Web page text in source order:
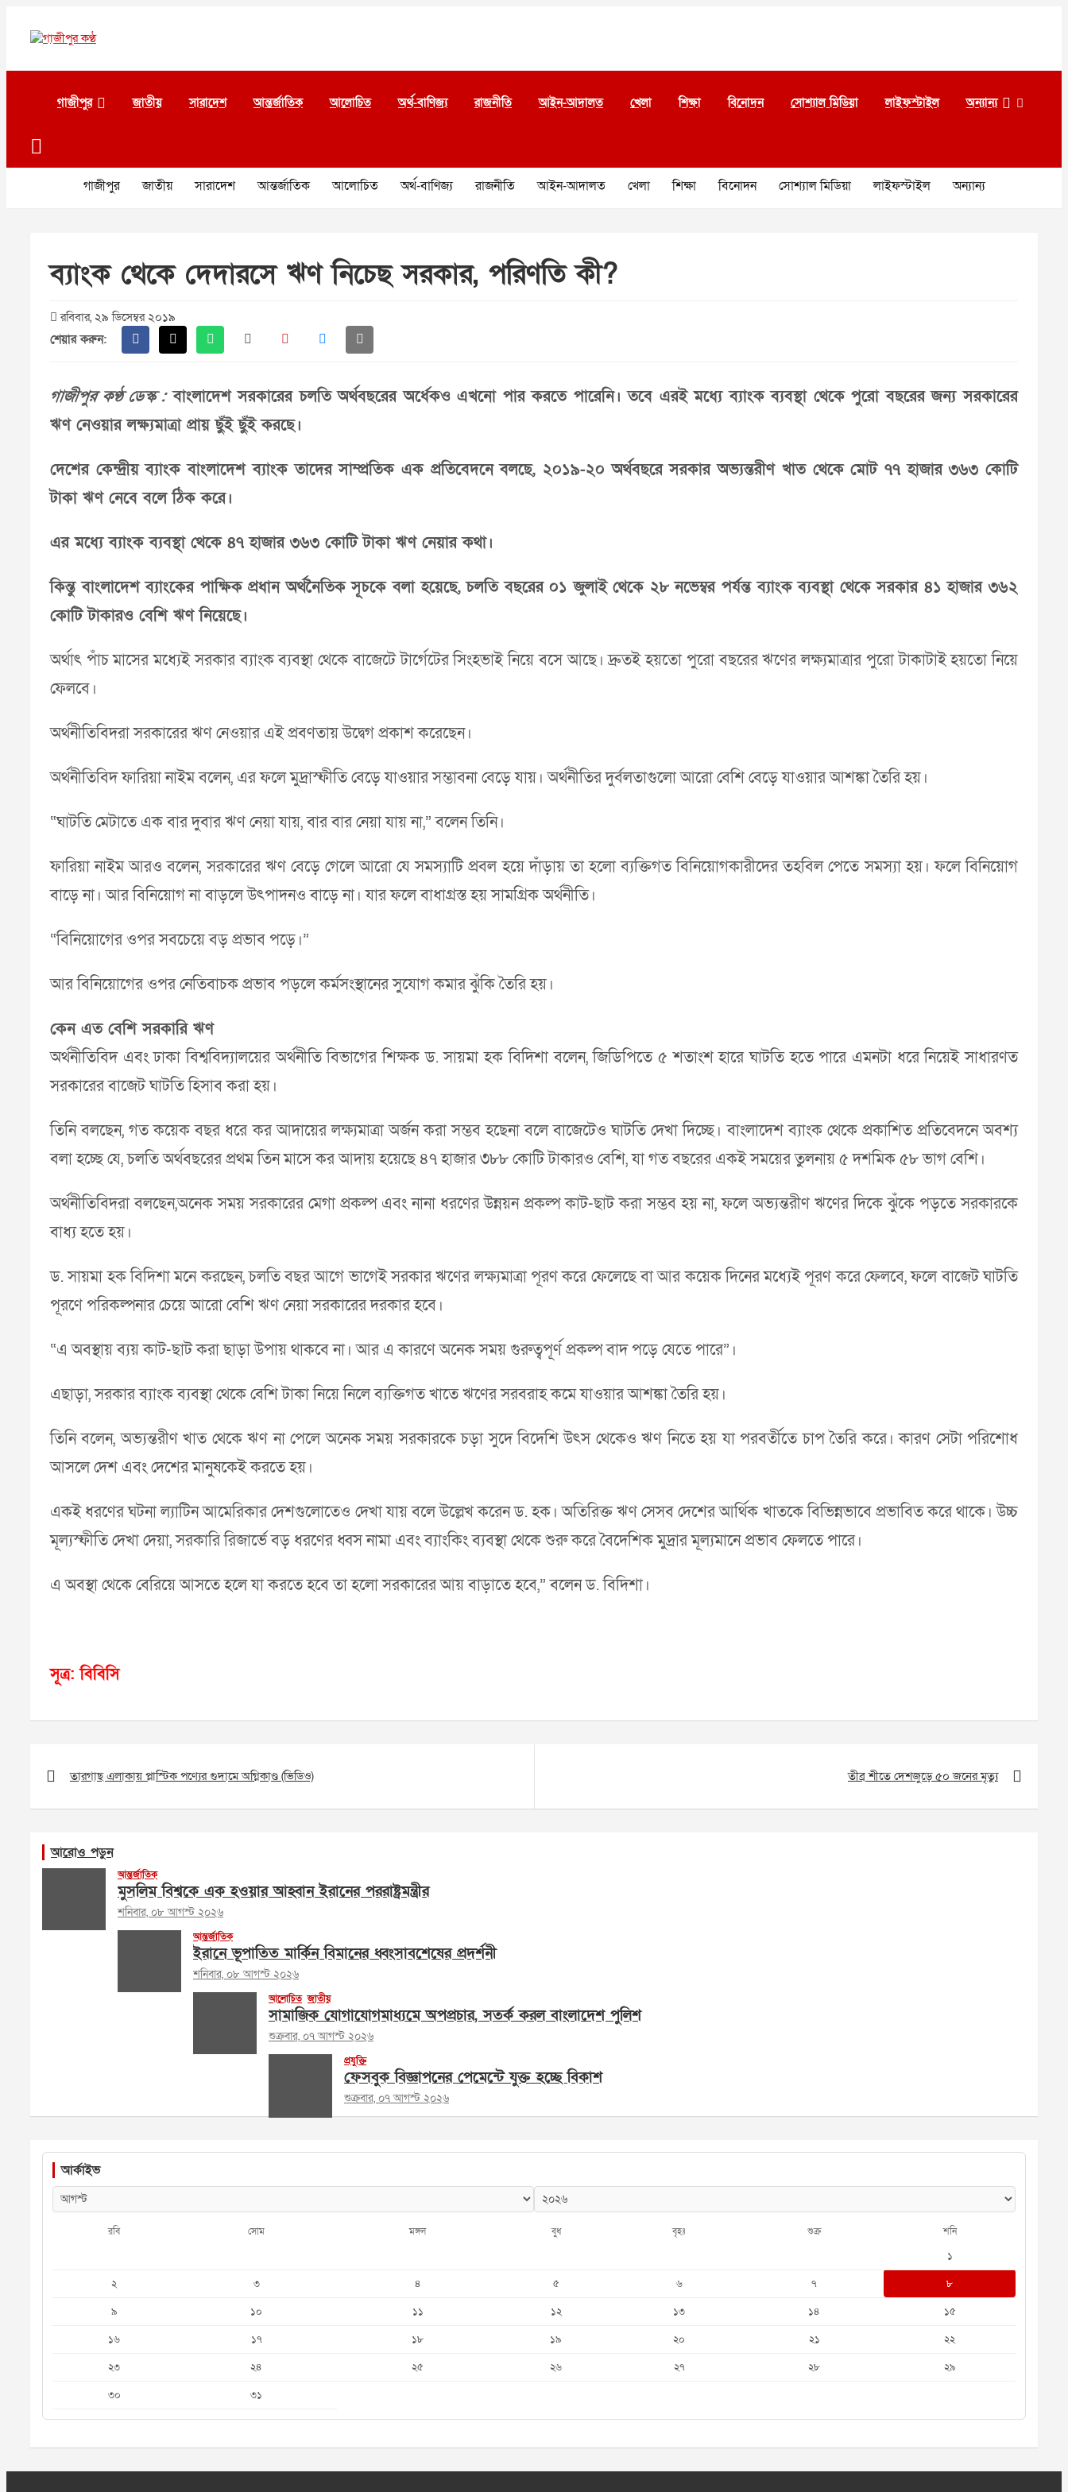
contentগাজীপুর কণ্ঠ
গাজীপুর জাতীয় সারাদেশ আন্তর্জাতিক আলোচিত অর্থ-বাণিজ্য রাজনীতি আইন-আদালত খেলা শিক্ষা বিনোদন সোশ্যাল মিডিয়া লাইফস্টাইল অন্যান্য
গাজীপুর জাতীয় সারাদেশ আন্তর্জাতিক আলোচিত অর্থ-বাণিজ্য রাজনীতি আইন-আদালত খেলা শিক্ষা বিনোদন সোশ্যাল মিডিয়া লাইফস্টাইল অন্যান্য
ব্যাংক থেকে দেদারসে ঋণ নিচেছ সরকার, পরিণতি কী?
রবিবার, ২৯ ডিসেম্বর ২০১৯
শেয়ার করুন:
গাজীপুর কণ্ঠ ডেস্ক :বাংলাদেশ সরকারের চলতি অর্থবছরের অর্ধেকও এখনো পার করতে পারেনি। তবে এরই মধ্যে ব্যাংক ব্যবস্থা থেকে পুরো বছরের জন্য সরকারের
ঋণ নেওয়ার লক্ষ্যমাত্রা প্রায় ছুঁই ছুঁই করছে।
দেশের কেন্দ্রীয় ব্যাংক বাংলাদেশ ব্যাংক তাদের সাম্প্রতিক এক প্রতিবেদনে বলছে, ২০১৯-২০ অর্থবছরে সরকার অভ্যন্তরীণ খাত থেকে মোট ৭৭ হাজার ৩৬৩ কোটি
টাকা ঋণ নেবে বলে ঠিক করে।
এর মধ্যে ব্যাংক ব্যবস্থা থেকে ৪৭ হাজার ৩৬৩ কোটি টাকা ঋণ নেয়ার কথা।
কিন্তু বাংলাদেশ ব্যাংকের পাক্ষিক প্রধান অর্থনৈতিক সূচকে বলা হয়েছে, চলতি বছরের ০১ জুলাই থেকে ২৮ নভেম্বর পর্যন্ত ব্যাংক ব্যবস্থা থেকে সরকার ৪১ হাজার ৩৬২
কোটি টাকারও বেশি ঋণ নিয়েছে।
অর্থাৎ পাঁচ মাসের মধ্যেই সরকার ব্যাংক ব্যবস্থা থেকে বাজেটে টার্গেটের সিংহভাই নিয়ে বসে আছে। দ্রুতই হয়তো পুরো বছরের ঋণের লক্ষ্যমাত্রার পুরো টাকাটাই হয়তো নিয়ে
ফেলবে।
অর্থনীতিবিদরা সরকারের ঋণ নেওয়ার এই প্রবণতায় উদ্বেগ প্রকাশ করেছেন।
অর্থনীতিবিদ ফারিয়া নাইম বলেন, এর ফলে মুদ্রাস্ফীতি বেড়ে যাওয়ার সম্ভাবনা বেড়ে যায়। অর্থনীতির দুর্বলতাগুলো আরো বেশি বেড়ে যাওয়ার আশঙ্কা তৈরি হয়।
“ঘাটতি মেটাতে এক বার দুবার ঋণ নেয়া যায়, বার বার নেয়া যায় না,” বলেন তিনি।
ফারিয়া নাইম আরও বলেন, সরকারের ঋণ বেড়ে গেলে আরো যে সমস্যাটি প্রবল হয়ে দাঁড়ায় তা হলো ব্যক্তিগত বিনিয়োগকারীদের তহবিল পেতে সমস্যা হয়। ফলে বিনিয়োগ
বাড়ে না। আর বিনিয়োগ না বাড়লে উৎপাদনও বাড়ে না। যার ফলে বাধাগ্রস্ত হয় সামগ্রিক অর্থনীতি।
“বিনিয়োগের ওপর সবচেয়ে বড় প্রভাব পড়ে।”
আর বিনিয়োগের ওপর নেতিবাচক প্রভাব পড়লে কর্মসংস্থানের সুযোগ কমার ঝুঁকি তৈরি হয়।
কেন এত বেশি সরকারি ঋণ
অর্থনীতিবিদ এবং ঢাকা বিশ্ববিদ্যালয়ের অর্থনীতি বিভাগের শিক্ষক ড. সায়মা হক বিদিশা বলেন, জিডিপিতে ৫ শতাংশ হারে ঘাটতি হতে পারে এমনটা ধরে নিয়েই সাধারণত
সরকারের বাজেট ঘাটতি হিসাব করা হয়।
তিনি বলছেন, গত কয়েক বছর ধরে কর আদায়ের লক্ষ্যমাত্রা অর্জন করা সম্ভব হছেনা বলে বাজেটেও ঘাটতি দেখা দিচ্ছে। বাংলাদেশ ব্যাংক থেকে প্রকাশিত প্রতিবেদনে অবশ্য
বলা হচ্ছে যে, চলতি অর্থবছরের প্রথম তিন মাসে কর আদায় হয়েছে ৪৭ হাজার ৩৮৮ কোটি টাকারও বেশি, যা গত বছরের একই সময়ের তুলনায় ৫ দশমিক ৫৮ ভাগ বেশি।
অর্থনীতিবিদরা বলছেন,অনেক সময় সরকারের মেগা প্রকল্প এবং নানা ধরণের উন্নয়ন প্রকল্প কাট-ছাট করা সম্ভব হয় না, ফলে অভ্যন্তরীণ ঋণের দিকে ঝুঁকে পড়তে সরকারকে
বাধ্য হতে হয়।
ড. সায়মা হক বিদিশা মনে করছেন, চলতি বছর আগে ভাগেই সরকার ঋণের লক্ষ্যমাত্রা পূরণ করে ফেলেছে বা আর কয়েক দিনের মধ্যেই পূরণ করে ফেলবে, ফলে বাজেট ঘাটতি
পূরণে পরিকল্পনার চেয়ে আরো বেশি ঋণ নেয়া সরকারের দরকার হবে।
“এ অবস্থায় ব্যয় কাট-ছাট করা ছাড়া উপায় থাকবে না। আর এ কারণে অনেক সময় গুরুত্বপূর্ণ প্রকল্প বাদ পড়ে যেতে পারে”।
এছাড়া, সরকার ব্যাংক ব্যবস্থা থেকে বেশি টাকা নিয়ে নিলে ব্যক্তিগত খাতে ঋণের সরবরাহ কমে যাওয়ার আশঙ্কা তৈরি হয়।
তিনি বলেন, অভ্যন্তরীণ খাত থেকে ঋণ না পেলে অনেক সময় সরকারকে চড়া সুদে বিদেশি উৎস থেকেও ঋণ নিতে হয় যা পরবর্তীতে চাপ তৈরি করে। কারণ সেটা পরিশোধ
আসলে দেশ এবং দেশের মানুষকেই করতে হয়।
একই ধরণের ঘটনা ল্যাটিন আমেরিকার দেশগুলোতেও দেখা যায় বলে উল্লেখ করেন ড. হক। অতিরিক্ত ঋণ সেসব দেশের আর্থিক খাতকে বিভিন্নভাবে প্রভাবিত করে থাকে। উচ্চ
মূল্যস্ফীতি দেখা দেয়া, সরকারি রিজার্ভে বড় ধরণের ধ্বস নামা এবং ব্যাংকিং ব্যবস্থা থেকে শুরু করে বৈদেশিক মুদ্রার মূল্যমানে প্রভাব ফেলতে পারে।
এ অবস্থা থেকে বেরিয়ে আসতে হলে যা করতে হবে তা হলো সরকারের আয় বাড়াতে হবে,” বলেন ড. বিদিশা।
সূত্র: বিবিসি
navigation
তারগাছ এলাকায় প্লাস্টিক পণ্যের গুদামে অগ্নিকাণ্ড (ভিডিও) তীব্র শীতে দেশজুড়ে ৫০ জনের মৃত্যু
আরোও পড়ুন
আন্তর্জাতিক
মুসলিম বিশ্বকে এক হওয়ার আহ্বান ইরানের পররাষ্ট্রমন্ত্রীর
শনিবার, ০৮ আগস্ট ২০২৬
আন্তর্জাতিক
ইরানে ভূপাতিত মার্কিন বিমানের ধ্বংসাবশেষের প্রদর্শনী
শনিবার, ০৮ আগস্ট ২০২৬
আলোচিত জাতীয়
সামাজিক যোগাযোগমাধ্যমে অপপ্রচার, সতর্ক করল বাংলাদেশ পুলিশ
শুক্রবার, ০৭ আগস্ট ২০২৬
প্রযুক্তি
ফেসবুক বিজ্ঞাপনের পেমেন্টে যুক্ত হচ্ছে বিকাশ
শুক্রবার, ০৭ আগস্ট ২০২৬
আর্কাইভ
রবি সোম মঙ্গল বুধ বৃহঃ শুক্র শনি
১
২
৩ ৪ ৫ ৬ ৭
৮
৯
১০ ১১ ১২ ১৩ ১৪
১৫
১৬
১৭ ১৮ ১৯ ২০ ২১
২২
২৩
২৪ ২৫ ২৬ ২৭ ২৮
২৯
৩০
৩১